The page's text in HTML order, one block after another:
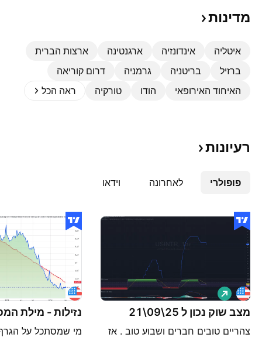
מדינות
איטליה אינדונזיה ארגנטינה
ארצות הברית
ברזיל‏
בריטניה גרמניה
דרום קוריאה
האיחוד האירופאי
הודו‏ טורקיה ראה הכל
רעיונות
פופולרי לאחרונה וידאו
מצב שוק נכון ל 25\09\21
צהריים טובים חברים ושבוע טוב . אז
ל
ו
נ
נזילות - מילת